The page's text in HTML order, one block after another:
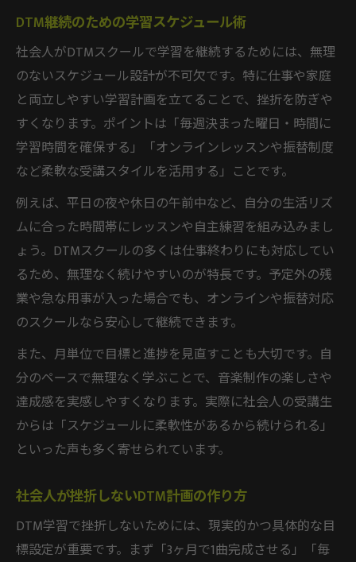
DTM継続のための学習スケジュール術
社会人がDTMスクールで学習を継続するためには、無理
のないスケジュール設計が不可欠です。特に仕事や家庭
と両立しやすい学習計画を立てることで、挫折を防ぎや
すくなります。ポイントは「毎週決まった曜日・時間に
学習時間を確保する」「オンラインレッスンや振替制度
など柔軟な受講スタイルを活用する」ことです。
例えば、平日の夜や休日の午前中など、自分の生活リズ
ムに合った時間帯にレッスンや自主練習を組み込みまし
ょう。DTMスクールの多くは仕事終わりにも対応してい
るため、無理なく続けやすいのが特長です。予定外の残
業や急な用事が入った場合でも、オンラインや振替対応
のスクールなら安心して継続できます。
また、月単位で目標と進捗を見直すことも大切です。自
分のペースで無理なく学ぶことで、音楽制作の楽しさや
達成感を実感しやすくなります。実際に社会人の受講生
からは「スケジュールに柔軟性があるから続けられる」
といった声も多く寄せられています。
社会人が挫折しないDTM計画の作り方
DTM学習で挫折しないためには、現実的かつ具体的な目
標設定が重要です。まず「3ヶ月で1曲完成させる」「毎